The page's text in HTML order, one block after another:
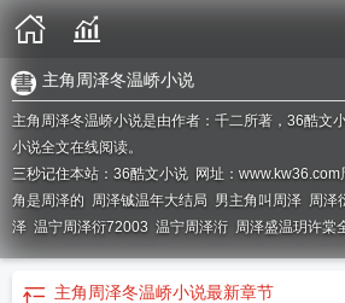
主角周泽冬温峤小说
主角周泽冬温峤小说是由作者：千二所著，36酷文
小说全文在线阅读。
三秒记住本站：36酷文小说 网址：www.kw36.com
角是周泽的 周泽铖温年大结局 男主角叫周泽 周泽
泽 温宁周泽衍72003 温宁周泽洐 周泽盛温玥许棠
叫什么周泽温州周曌泽主角周泽冬温峤名字周
玥许棠全文
周泽东 温峤周泽冬全文免费阅读
主角周泽冬温峤小说最新章节